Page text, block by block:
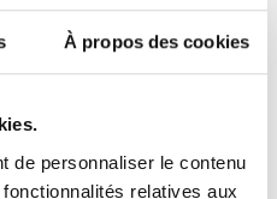
À propos des cookies
de personnaliser le contenu
relatives aux
études
les experts